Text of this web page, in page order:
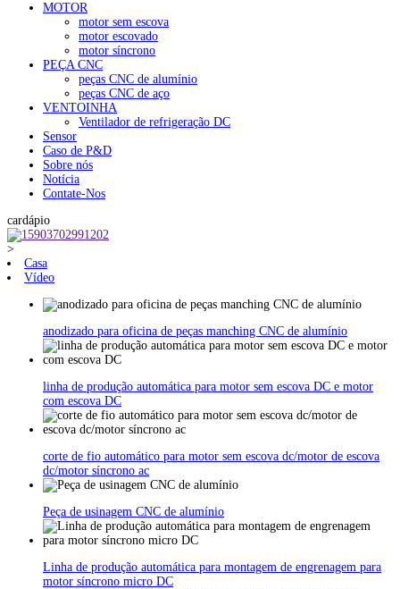
MOTOR
motor sem escova
motor escovado
motor síncrono
PEÇA CNC
peças CNC de alumínio
peças CNC de aço
VENTOINHA
Ventilador de refrigeração DC
Sensor
Caso de P&D
Sobre nós
Notícia
Contate-Nos
cardápio
>
Casa
Vídeo
anodizado para oficina de peças manching CNC de alumínio
linha de produção automática para motor sem escova DC e motor
com escova DC
corte de fio automático para motor sem escova dc/motor de escova
dc/motor síncrono ac
Peça de usinagem CNC de alumínio
Linha de produção automática para montagem de engrenagem para
motor síncrono micro DC